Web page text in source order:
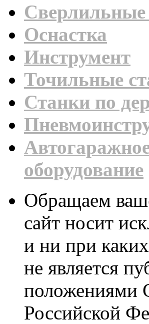
Сверлильные
Оснастка
Инструмент
Точильные
Станки по
оборудование
Обращаем
сайт носит
и ни при
не является
положениями
Российской